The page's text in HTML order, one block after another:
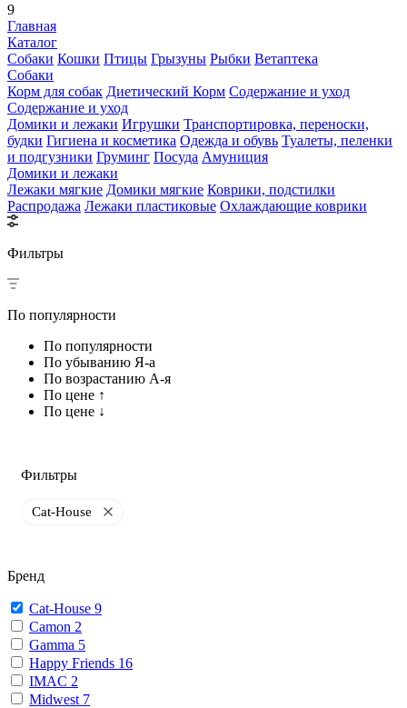
9
Главная
Каталог
Собаки Кошки Птицы Грызуны Рыбки Ветаптека
Собаки
Корм для собак Диетический Корм Содержание и уход
Содержание и уход
Домики и лежаки Игрушки Транспортировка, переноски,
будки Гигиена и косметика Одежда и обувь Туалеты, пеленки
и подгузники Груминг Посуда Амуниция
Домики и лежаки
Лежаки мягкие Домики мягкие Коврики, подстилки
Распродажа Лежаки пластиковые Охлаждающие коврики
Фильтры
По популярности
По популярности
По убыванию Я-а
По возрастанию А-я
По цене ↑
По цене ↓
Фильтры
Cat-House
Бренд
Cat-House 9
Camon 2
Gamma 5
Happy Friends 16
IMAC 2
Midwest 7